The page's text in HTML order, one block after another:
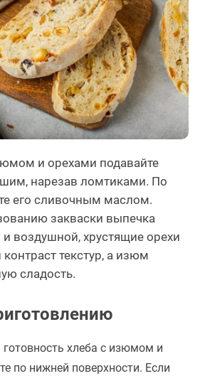
и орехами подавайте
нарезав ломтиками. По
его сливочным маслом.
закваски выпечка
и воздушной, хрустящие орехи
текстур, а изюм
сладость.
хлеба с изюмом и
по нижней поверхности. Если